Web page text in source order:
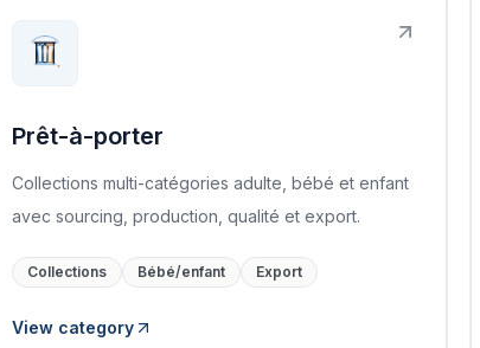
Prêt-à-porter
Collections multi-catégories adulte, bébé et enfant
avec sourcing, production, qualité et export.
Collections Bébé/enfant Export
View category